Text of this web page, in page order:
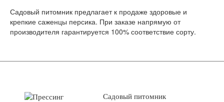
Садовый питомник предлагает к продаже здоровые и
крепкие саженцы персика. При заказе напрямую от
производителя гарантируется 100% соответствие сорту.
Садовый питомник